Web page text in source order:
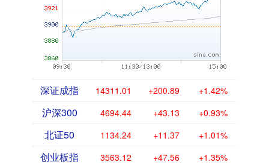
深证成指 14311.01 +200.89 +1.42%
沪深300 4694.44 +43.13 +0.93%
北证50 1134.24 +11.37 +1.01%
创业板指 3563.12 +47.56 +1.35%